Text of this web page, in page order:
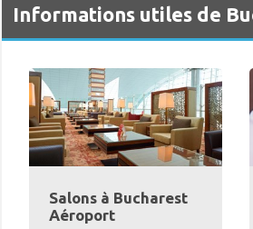
Informations utiles de
Salons à Bucharest
Aéroport